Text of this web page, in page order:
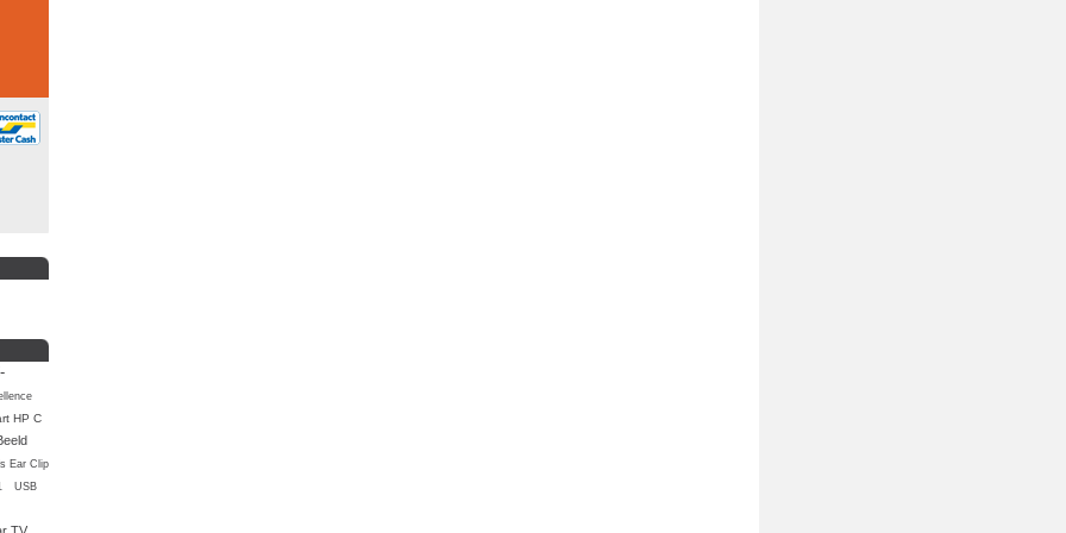
HP C
Ear Clip
USB